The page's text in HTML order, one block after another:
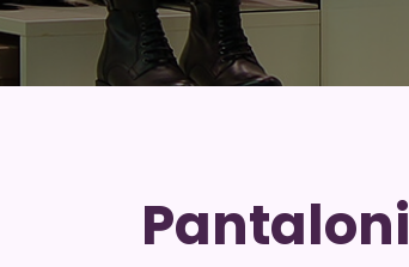
Pantaloni